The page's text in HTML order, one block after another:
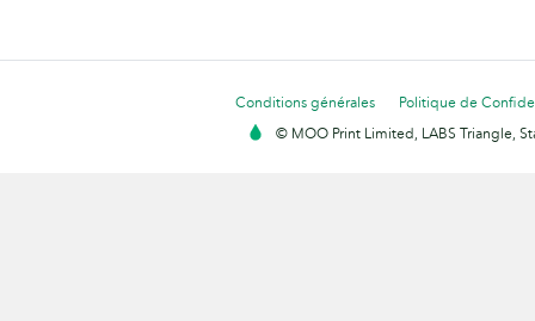
Conditions générales
Politique de
© MOO Print Limited, LABS Triangle,